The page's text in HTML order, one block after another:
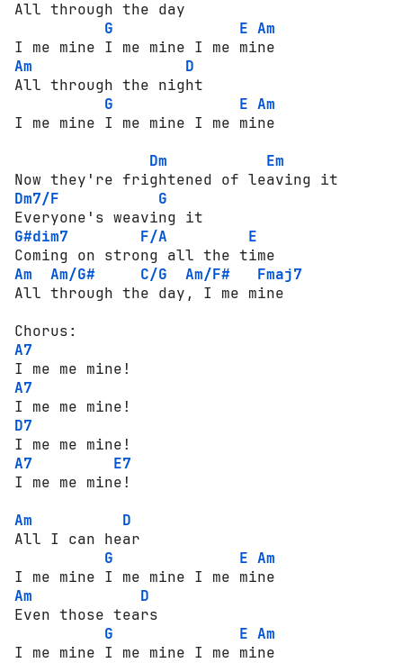
All through the day
G
E Am
Am
D
All through the night
G
E Am
I me mine I me mine I me mine
Dm
Em
Dm7/F
G
G#dim7
F/A
E
Am
Am/G# C/G Am/F#
Fmaj7
All through the day, I me mine
A7
A7
D7
A7
E7
I me me mine!
Am
D
All I can hear
G
E Am
Am
D
Even those tears
G
E Am
I me mine I me mine I me mine